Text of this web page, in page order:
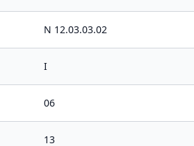
N 12.03.03.02
I
06
13